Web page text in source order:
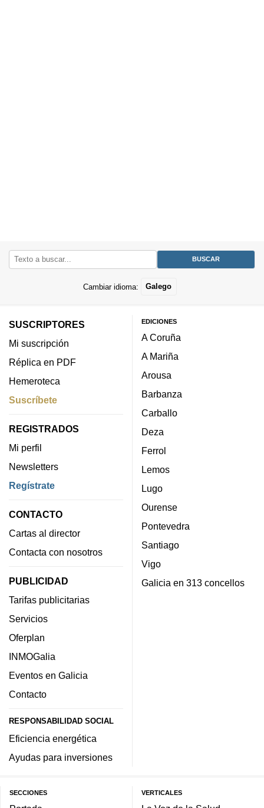
Cambiar idioma: Galego
SUSCRIPTORES
Mi suscripción
Réplica en PDF
Hemeroteca
Suscríbete
REGISTRADOS
Mi perfil
Newsletters
Regístrate
CONTACTO
Cartas al director
Contacta con nosotros
PUBLICIDAD
Tarifas publicitarias
Servicios
Oferplan
INMOGalia
Eventos en Galicia
Contacto
RESPONSABILIDAD SOCIAL
Eficiencia energética
Ayudas para inversiones
EDICIONES
A Coruña
A Mariña
Arousa
Barbanza
Carballo
Deza
Ferrol
Lemos
Lugo
Ourense
Pontevedra
Santiago
Vigo
Galicia en 313 concellos
SECCIONES VERTICALES